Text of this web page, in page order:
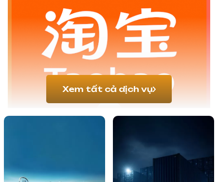
Taobao không chỉ là một trang web bán
hàng, mà là cả một vũ trụ thu nhỏ của mọi
Xem tất cả dịch vụ